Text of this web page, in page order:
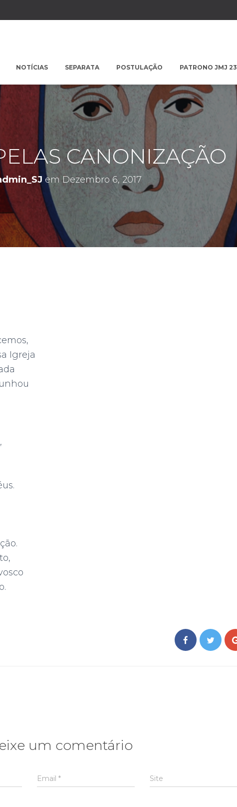
NOTÍCIAS SEPARATA POSTULAÇÃO PATRONO JMJ 23
CANONIZAÇÃO
emDezembro 6, 2017
Igreja
um comentário
Email* Site